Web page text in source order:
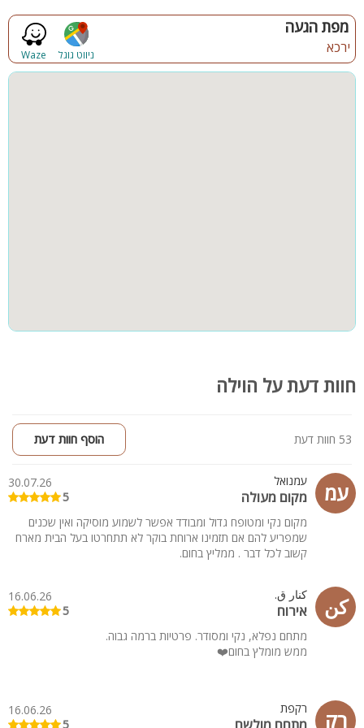
Waze ניווט גוגל
מפת הגעה
ירכא
חוות דעת על הוילה
53 חוות דעת הוסף חוות דעת
עמ עמנואל
מקום מעולה
30.07.26
5
מקום נקי ומטופח גדול ומבודד אפשר לשמוע מוסיקה ואין שכנים
שמפריע להם אם תזמינו ארוחת בוקר לא תתחרטו בעל הבית מארח
קשוב לכל דבר . ממליץ בחום.
كن كنار ق.
אירוח
16.06.26
5
מתחם נפלא, נקי ומסודר. פרטיות ברמה גבוה.
ממש מומלץ בחום❤️
רק רקפת
16.06.26
5